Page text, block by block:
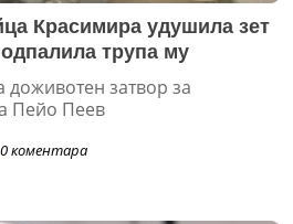
Красимира удушила зет
трупа му
доживотен затвор за
Пейо Пеев
0коментара